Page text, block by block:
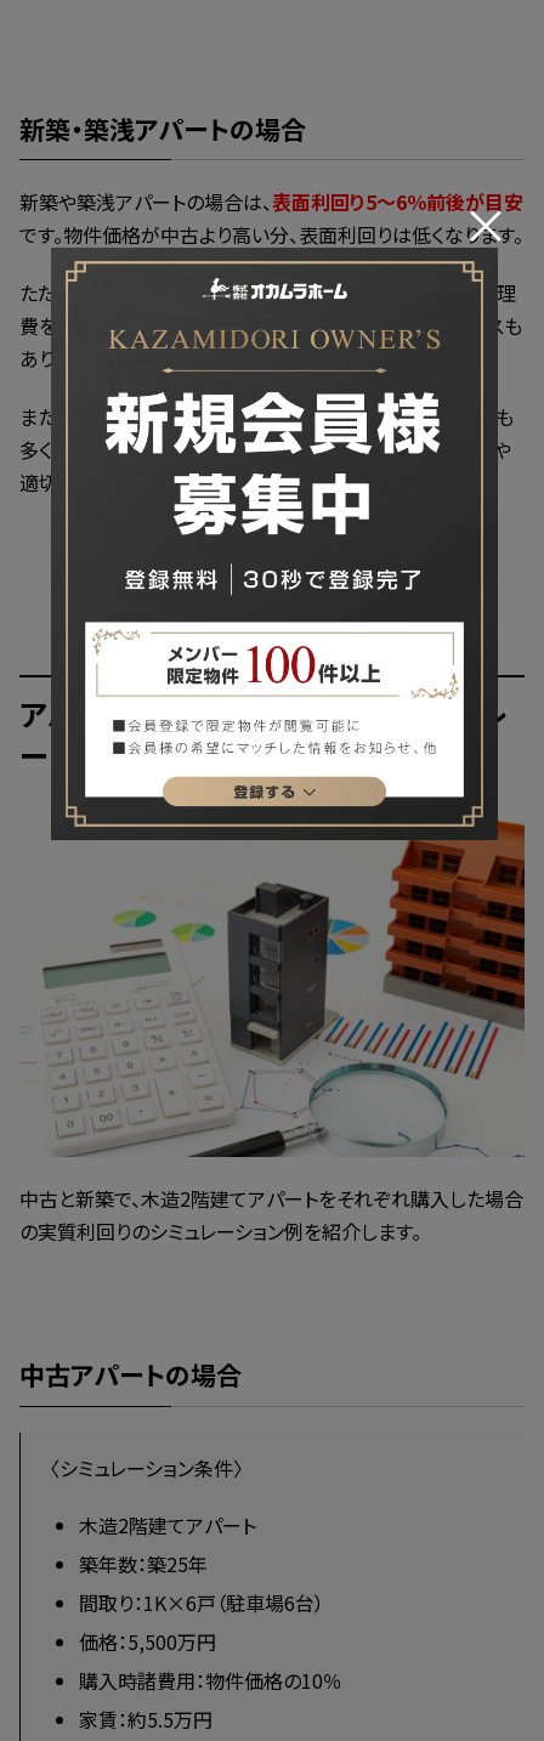
新築・築浅アパートの場合
新築や築浅アパートの場合は、表面利回り5～6％前後が目安
です。物件価格が中古より高い分、表面利回りは低くなります。
ただし、家賃設定を高くしやすいことや、当面の修繕費や管理
費を抑えやすいことから、実質利回りでは有利になるケースも
あります。
また、賃貸において新築・築浅物件は人気が高いため競合も
多く、駅からの距離が少しでも近いなど立地面での優位性や
適切な家賃設定、客付けの工夫が重要になってきます。
アパート経営の実質利回りのシミュレ
ーション例
中古と新築で、木造2階建てアパートをそれぞれ購入した場合
の実質利回りのシミュレーション例を紹介します。
中古アパートの場合
〈シミュレーション条件〉
木造2階建てアパート
築年数：築25年
間取り：1K×6戸（駐車場6台）
価格：5,500万円
購入時諸費用：物件価格の10％
家賃：約5.5万円
×